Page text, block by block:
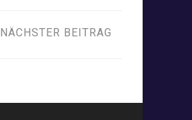
NÄCHSTER BEITRAG